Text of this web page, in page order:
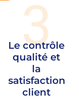
3
Le contrôle
qualité et
la
satisfaction
client